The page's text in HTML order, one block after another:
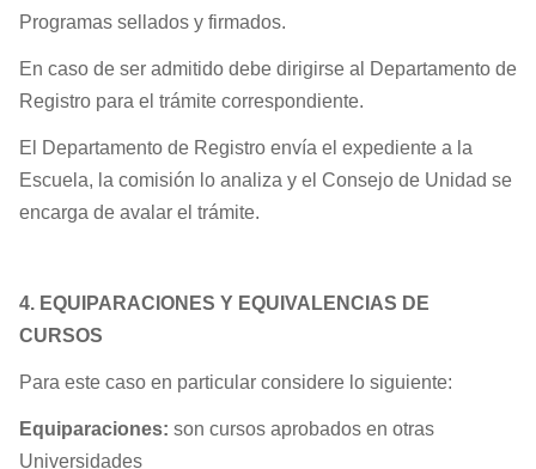
Programas sellados y firmados.
En caso de ser admitido debe dirigirse al Departamento de
Registro para el trámite correspondiente.
El Departamento de Registro envía el expediente a la
Escuela, la comisión lo analiza y el Consejo de Unidad se
encarga de avalar el trámite.
4. EQUIPARACIONES Y EQUIVALENCIAS DE
CURSOS
Para este caso en particular considere lo siguiente:
Equiparaciones: son cursos aprobados en otras
Universidades